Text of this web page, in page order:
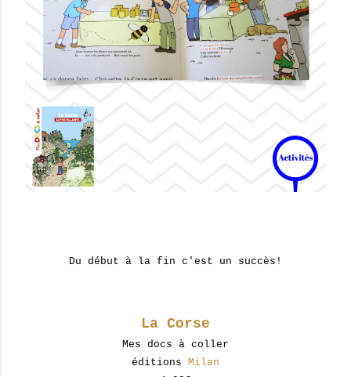
Du début à la fin c'est un succès!
La Corse
Mes docs à coller
éditions Milan